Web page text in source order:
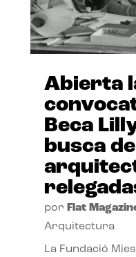
Abierta
Beca
busca
por Flat
Arquitectura
La Fundació